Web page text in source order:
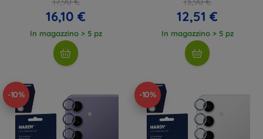
16,10 €
In magazzino > 5 pz
12,51 €
In magazzino > 5 pz
-10% -10%